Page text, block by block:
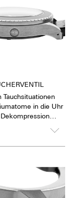
Tauchsituationen
in die Uhr
verhindert
Überdruck über
unsere L2 Uhren
tief tauchen